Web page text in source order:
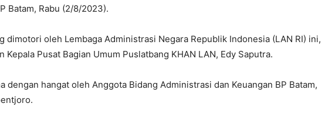
Batam, Rabu (2/8/2023).
dimotori oleh Lembaga Administrasi Negara Republik Indonesia (LAN RI) ini,
Kepala Pusat Bagian Umum Puslatbang KHAN LAN, Edy Saputra.
dengan hangat oleh Anggota Bidang Administrasi dan Keuangan BP Batam,